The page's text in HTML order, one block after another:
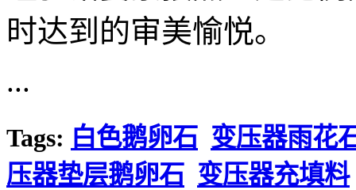
时达到的审美愉悦。
...
Tags: 白色鹅卵石 变压器雨花
压器垫层鹅卵石 变压器充填料